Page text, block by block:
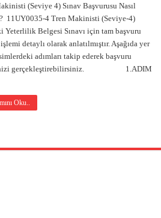
(Seviye 4) Sınav Başvurusu Nasıl
11UY0035-4 Tren Makinisti (Seviye-4)
Yeterlilik Belgesi Sınavı için tam başvuru
detaylı olarak anlatılmıştır. Aşağıda yer
adımları takip ederek başvuru
gerçekleştirebilirsiniz. 1.ADIM
Oku..